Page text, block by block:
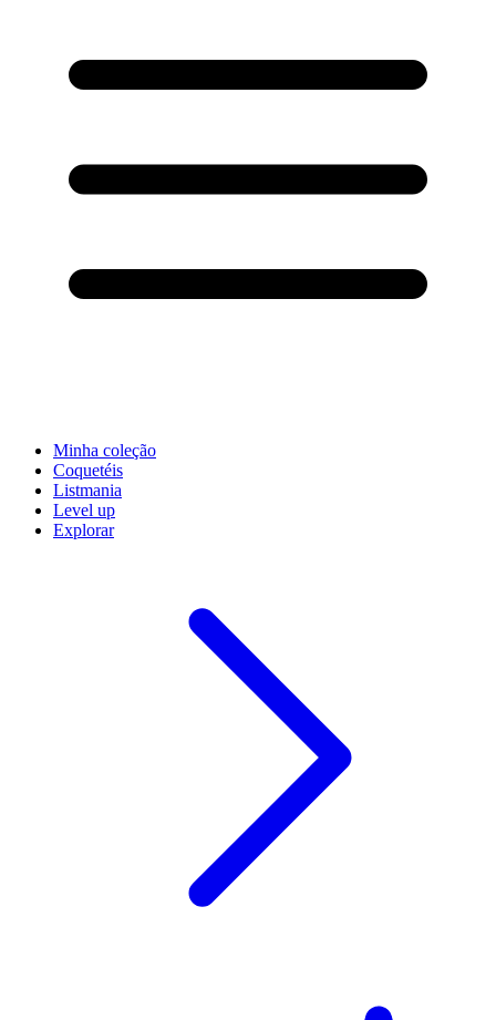
Minha coleção
Coquetéis
Listmania
Level up
Explorar